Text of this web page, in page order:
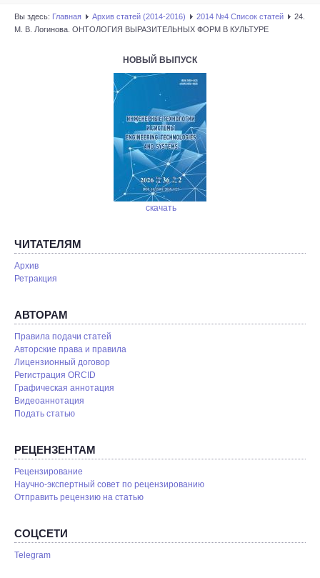
Вы здесь: Главная Архив статей (2014-2016) 2014 №4 Список статей
24.
М. В. Логинова. ОНТОЛОГИЯ ВЫРАЗИТЕЛЬНЫХ ФОРМ В КУЛЬТУРЕ
НОВЫЙ ВЫПУСК
скачать
ЧИТАТЕЛЯМ
Архив
Ретракция
АВТОРАМ
Правила подачи статей
Авторские права и правила
Лицензионный договор
Регистрация ORCID
Графическая аннотация
Видеоаннотация
Подать статью
РЕЦЕНЗЕНТАМ
Рецензирование
Научно-экспертный совет по рецензированию
Отправить рецензию на статью
СОЦСЕТИ
Telegram